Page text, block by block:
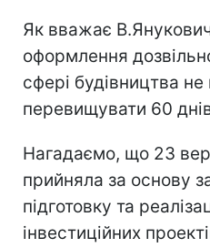
Як вважає
оформлення
сфері будівництва
перевищувати 60
Нагадаємо, що 23
прийняла за основу
підготовку та
інвестиційних